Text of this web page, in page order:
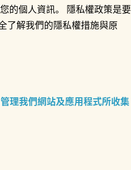
的個人資訊。 隱私權政策是要
了解我們的隱私權措施與原
理我們網站及應用程式所收集